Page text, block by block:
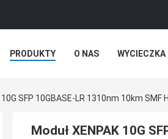
PRODUKTY O NAS WYCIECZKA
10G SFP 10GBASE-LR 1310nm 10km SMF
Moduł XENPAK 10G